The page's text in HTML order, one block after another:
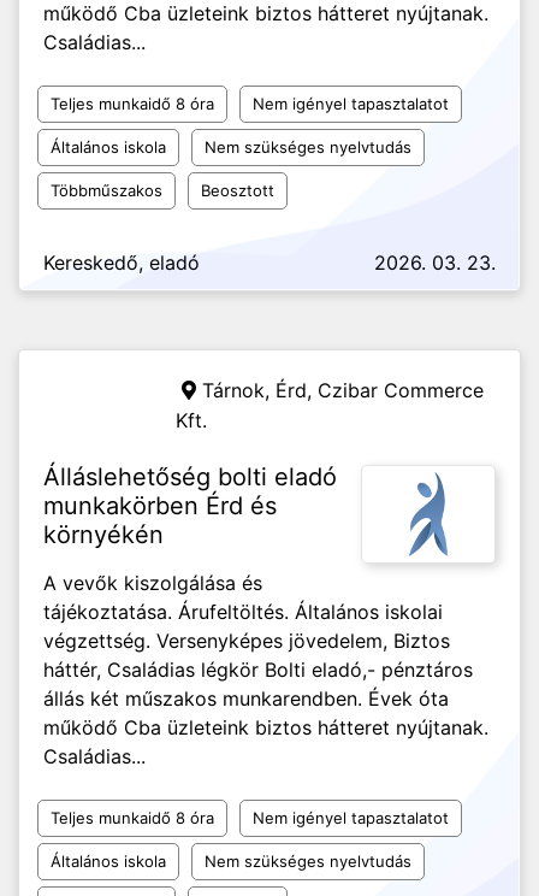
működő Cba üzleteink biztos hátteret nyújtanak.
Családias...
Teljes munkaidő 8 óra Nem igényel tapasztalatot
Általános iskola Nem szükséges nyelvtudás
Többműszakos Beosztott
Kereskedő, eladó 2026. 03. 23.
Tárnok, Érd, Czibar Commerce
Kft.
Álláslehetőség bolti eladó
munkakörben Érd és
környékén
A vevők kiszolgálása és
tájékoztatása. Árufeltöltés. Általános iskolai
végzettség. Versenyképes jövedelem, Biztos
háttér, Családias légkör Bolti eladó,- pénztáros
állás két műszakos munkarendben. Évek óta
működő Cba üzleteink biztos hátteret nyújtanak.
Családias...
Teljes munkaidő 8 óra Nem igényel tapasztalatot
Általános iskola Nem szükséges nyelvtudás